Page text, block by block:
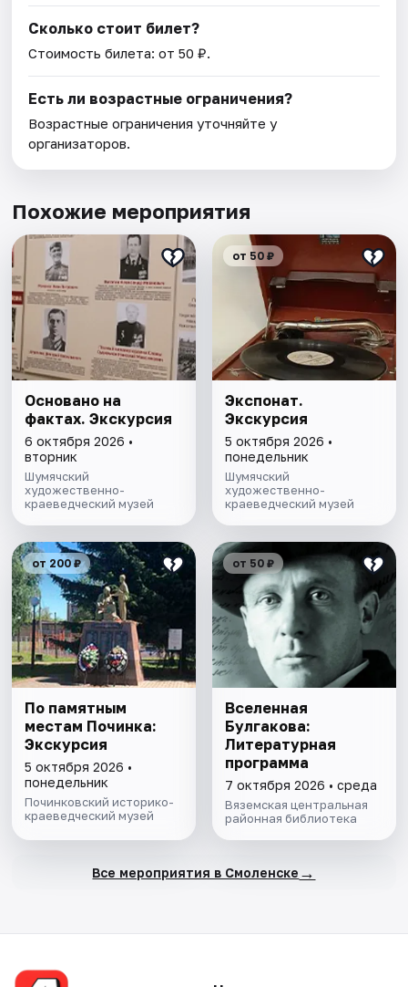
Сколько стоит билет?
Стоимость билета: от 50 ₽.
Есть ли возрастные ограничения?
Возрастные ограничения уточняйте у
организаторов.
Похожие мероприятия
Основано на
фактах. Экскурсия
6 октября 2026 •
вторник
Шумячский
художественно-
краеведческий музей
от 50 ₽
Экспонат.
Экскурсия
5 октября 2026 •
понедельник
Шумячский
художественно-
краеведческий музей
от 200 ₽
По памятным
местам Починка:
Экскурсия
5 октября 2026 •
понедельник
Починковский историко-
краеведческий музей
от 50 ₽
Вселенная
Булгакова:
Литературная
программа
7 октября 2026 • среда
Вяземская центральная
районная библиотека
Все мероприятия в Смоленске →